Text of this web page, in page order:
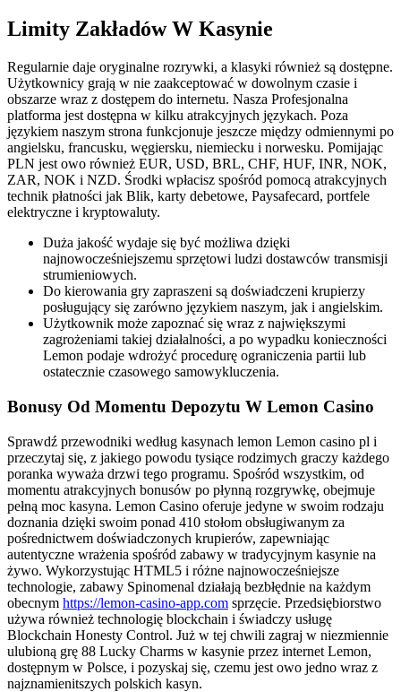
Limity Zakładów W Kasynie
Regularnie daje oryginalne rozrywki, a klasyki również są dostępne.
Użytkownicy grają w nie zaakceptować w dowolnym czasie i
obszarze wraz z dostępem do internetu. Nasza Profesjonalna
platforma jest dostępna w kilku atrakcyjnych językach. Poza
językiem naszym strona funkcjonuje jeszcze między odmiennymi po
angielsku, francusku, węgiersku, niemiecku i norwesku. Pomijając
PLN jest owo również EUR, USD, BRL, CHF, HUF, INR, NOK,
ZAR, NOK i NZD. Środki wpłacisz spośród pomocą atrakcyjnych
technik płatności jak Blik, karty debetowe, Paysafecard, portfele
elektryczne i kryptowaluty.
Duża jakość wydaje się być możliwa dzięki
najnowocześniejszemu sprzętowi ludzi dostawców transmisji
strumieniowych.
Do kierowania gry zapraszeni są doświadczeni krupierzy
posługujący się zarówno językiem naszym, jak i angielskim.
Użytkownik może zapoznać się wraz z największymi
zagrożeniami takiej działalności, a po wypadku konieczności
Lemon podaje wdrożyć procedurę ograniczenia partii lub
ostatecznie czasowego samowykluczenia.
Bonusy Od Momentu Depozytu W Lemon Casino
Sprawdź przewodniki według kasynach lemon Lemon casino pl i
przeczytaj się, z jakiego powodu tysiące rodzimych graczy każdego
poranka wyważa drzwi tego programu. Spośród wszystkim, od
momentu atrakcyjnych bonusów po płynną rozgrywkę, obejmuje
pełną moc kasyna. Lemon Casino oferuje jedyne w swoim rodzaju
doznania dzięki swoim ponad 410 stołom obsługiwanym za
pośrednictwem doświadczonych krupierów, zapewniając
autentyczne wrażenia spośród zabawy w tradycyjnym kasynie na
żywo. Wykorzystując HTML5 i różne najnowocześniejsze
technologie, zabawy Spinomenal działają bezbłędnie na każdym
obecnym https://lemon-casino-app.com sprzęcie. Przedsiębiorstwo
używa również technologię blockchain i świadczy usługę
Blockchain Honesty Control. Już w tej chwili zagraj w niezmiennie
ulubioną grę 88 Lucky Charms w kasynie przez internet Lemon,
dostępnym w Polsce, i pozyskaj się, czemu jest owo jedno wraz z
najznamienitszych polskich kasyn.